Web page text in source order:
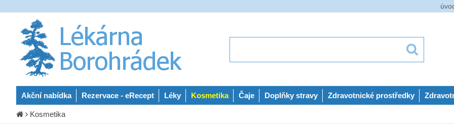
Akční nabídka Rezervace - eRecept Léky Kosmetika Čaje Doplňky stravy Zdravotnické prostředky
Kosmetika